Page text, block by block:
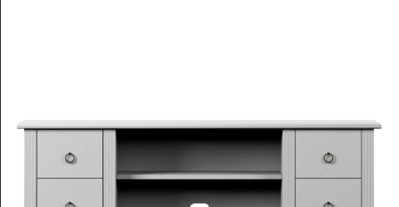
Förvaring
Inredning